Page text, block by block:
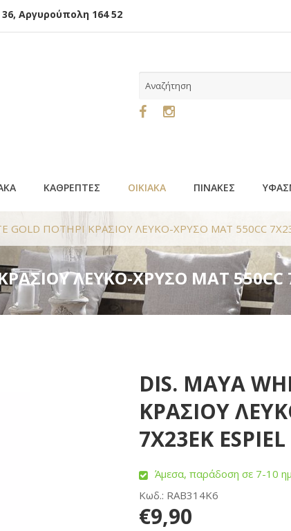
Αργυρούπολη 164 52
ΚΑΘΡΕΠΤΕΣ ΟΙΚΙΑΚΑ ΠΙΝΑΚΕΣ
GOLD ΠΟΤΗΡΙ ΚΡΑΣΙΟΥ ΛΕΥΚΟ-ΧΡΥΣΟ ΜΑΤ 550CC
ΚΡΑΣΙΟΥ ΛΕΥΚΟ-ΧΡΥΣΟ ΜΑΤ 550CC
DIS. MAYA
ΚΡΑΣΙΟΥ
7Χ23ΕΚ ESPIEL
Άμεσα, παράδοση σε 7-10
Κωδ.: RAB314K6
€9,90